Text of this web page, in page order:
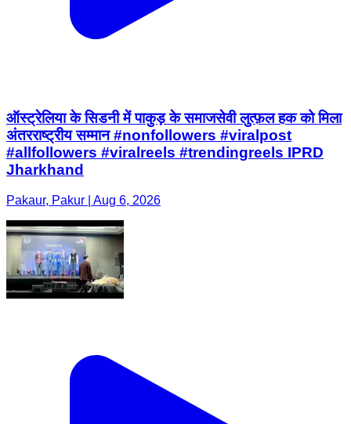
ऑस्ट्रेलिया के सिडनी में पाकुड़ के समाजसेवी लुत्फ़ल हक को मिला
अंतरराष्ट्रीय सम्मान #nonfollowers #viralpost
#allfollowers #viralreels #trendingreels IPRD
Jharkhand
Pakaur, Pakur | Aug 6, 2026